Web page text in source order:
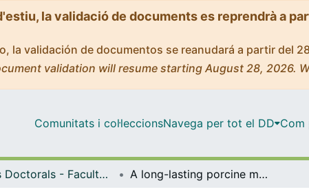
la validació de documents es reprendrà a
la validación de documentos se reanudará a partir del
validation will resume starting August 28, 2026.
Comunitats i col·leccionsNavega per tot el DD Com
Tesis Doctorals - Facultat - Medicina i Ciències de la Salut A long-lasting porcine model of ARDS caused by Pseudomonas aeruginosa and Ventilator-Induced Lung Injury